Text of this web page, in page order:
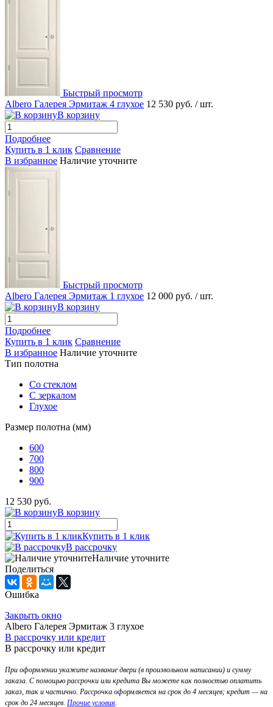
Быстрый просмотр
Albero Галерея Эрмитаж 4 глухое 12 530 руб. / шт.
В корзину
Подробнее
Купить в 1 клик Сравнение
В избранное Наличие уточните
Быстрый просмотр
Albero Галерея Эрмитаж 1 глухое 12 000 руб. / шт.
В корзину
Подробнее
Купить в 1 клик Сравнение
В избранное Наличие уточните
Тип полотна
Со стеклом
С зеркалом
Глухое
Размер полотна (мм)
600
700
800
900
12 530 руб.
В корзину
Купить в 1 клик
В рассрочку
Наличие уточните
Поделиться
Ошибка
Закрыть окно
Albero Галерея Эрмитаж 3 глухое
В рассрочку или кредит
В рассрочку или кредит
При оформлении укажите название двери (в произвольном написании) и сумму
заказа. С помощью рассрочки или кредита Вы можете как полностью оплатить
заказ, так и частично. Рассрочка оформляется на срок до 4 месяцев; кредит — на
срок до 24 месяцев. Прочие условия